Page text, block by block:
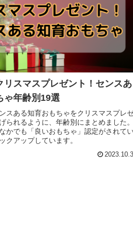
リスマスプレゼント！センスあ
ゃ年齢別19選
スある知育おもちゃをクリスマスプレ
られるように、年齢別にまとめました。
かでも「良いおもちゃ」認定がされて
クアップしています。